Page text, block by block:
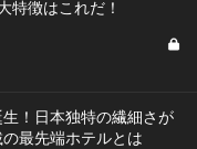
特徴はこれだ！
！日本独特の繊細さが
最先端ホテルとは